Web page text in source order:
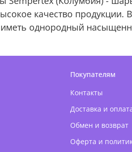
качество продукции.
однородный
Покупателям
Контакты
Доставка и
Обмен и возврат
Оферта и